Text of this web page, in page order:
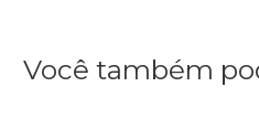
Você também